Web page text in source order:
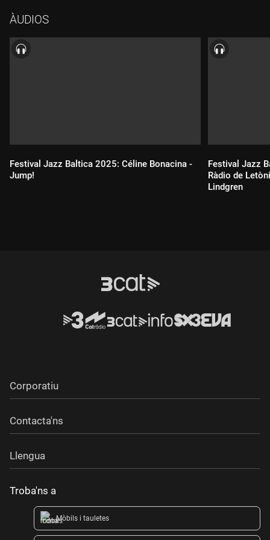
(78 min)
ÀUDIOS
Festival Jazz Baltica 2025: Céline Bonacina -
Jump!
Festival Jazz
Ràdio de
Lindgren
Corporatiu
Contacta'ns
Llengua
Troba'ns a
Mòbils i tauletes